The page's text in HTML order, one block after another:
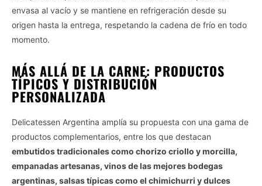
envasa al vacío y se mantiene en refrigeración desde su
origen hasta la entrega, respetando la cadena de frío en todo
momento.
MÁS ALLÁ DE LA CARNE: PRODUCTOS
TÍPICOS Y DISTRIBUCIÓN
PERSONALIZADA
Delicatessen Argentina amplía su propuesta con una gama de
productos complementarios, entre los que destacan
embutidos tradicionales como chorizo criollo y morcilla,
empanadas artesanas, vinos de las mejores bodegas
argentinas, salsas típicas como el chimichurri y dulces